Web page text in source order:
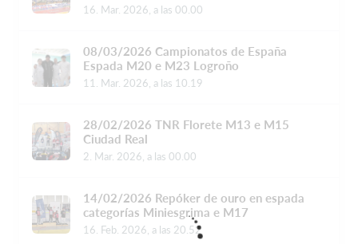
16. Mar. 2026, a las 00.00
08/03/2026 Campionatos de España
Espada M20 e M23 Logroño
11. Mar. 2026, a las 10.19
28/02/2026 TNR Florete M13 e M15
Ciudad Real
2. Mar. 2026, a las 00.00
14/02/2026 Repóker de ouro en espada
categorías Miniesgrima e M17
16. Feb. 2026, a las 20.52